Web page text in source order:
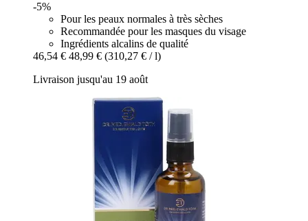
-5%
Pour les peaux normales à très sèches
Recommandée pour les masques du visage
Ingrédients alcalins de qualité
46,54 € 48,99 € (310,27 € / l)
Livraison jusqu'au 19 août